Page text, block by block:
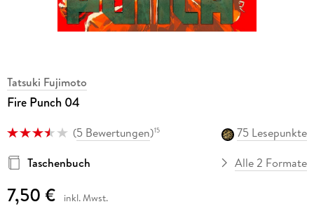
Tatsuki Fujimoto
Fire Punch 04
(5 Bewertungen)15
75 Lesepunkte
Taschenbuch
Alle 2 Formate
7,50 € inkl. Mwst.